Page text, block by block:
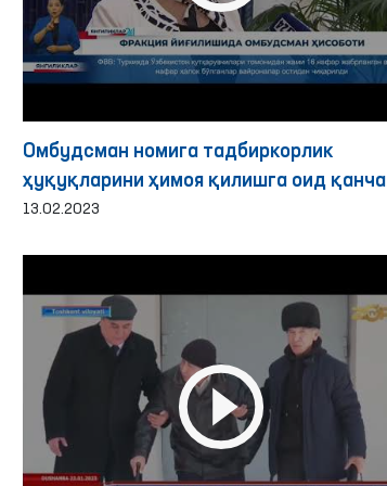
Омбудсман номига тадбиркорлик
ҳуқуқларини ҳимоя қилишга оид қанча
мурожаат келиб тушди?
13.02.2023